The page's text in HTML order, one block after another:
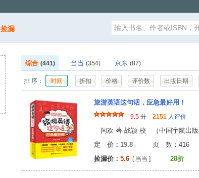
捡漏
综合 (441) 当当 (354) 京东 (87)
排 序： 时间 折扣 价格 评价数 出版日期
旅游英语这句话，应急最好用！
9.5 分 2151 人评价
闫欢 著 战颖 校 （中国宇航出版
定 价：19.8 页 数
捡漏价： 5.6 [ 当当 ] 28折 比